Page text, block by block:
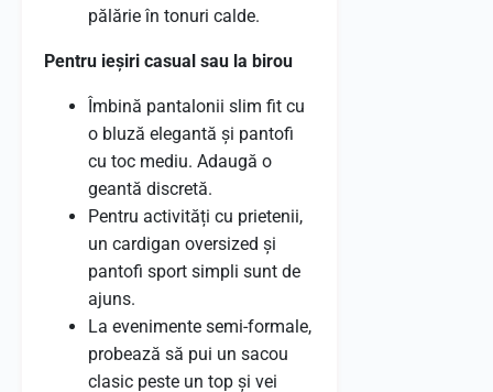
pălărie în tonuri calde.
Pentru ieșiri casual sau la birou
Îmbină pantalonii slim fit cu
o bluză elegantă și pantofi
cu toc mediu. Adaugă o
geantă discretă.
Pentru activități cu prietenii,
un cardigan oversized și
pantofi sport simpli sunt de
ajuns.
La evenimente semi-formale,
probează să pui un sacou
clasic peste un top și vei